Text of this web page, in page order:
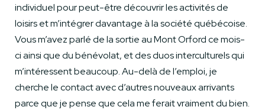
individuel pour peut-être découvrir les activités de
loisirs et m’intégrer davantage à la société québécoise.
Vous m’avez parlé de la sortie au Mont Orford ce mois-
ci ainsi que du bénévolat, et des duos interculturels qui
m’intéressent beaucoup. Au-delà de l’emploi, je
cherche le contact avec d’autres nouveaux arrivants
parce que je pense que cela me ferait vraiment du bien.